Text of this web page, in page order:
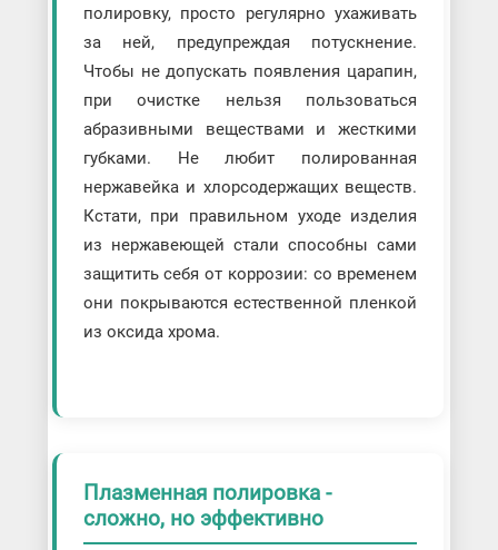
полировку, просто регулярно ухаживать
за ней, предупреждая потускнение.
Чтобы не допускать появления царапин,
при очистке нельзя пользоваться
абразивными веществами и жесткими
губками. Не любит полированная
нержавейка и хлорсодержащих веществ.
Кстати, при правильном уходе изделия
из нержавеющей стали способны сами
защитить себя от коррозии: со временем
они покрываются естественной пленкой
из оксида хрома.
Плазменная полировка -
сложно, но эффективно